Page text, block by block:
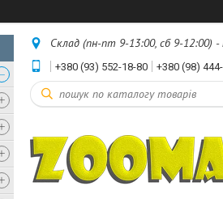
Склад (пн-пт 9-13:00, сб 9-12:00) -
+380 (93) 552-18-80 +380 (98)